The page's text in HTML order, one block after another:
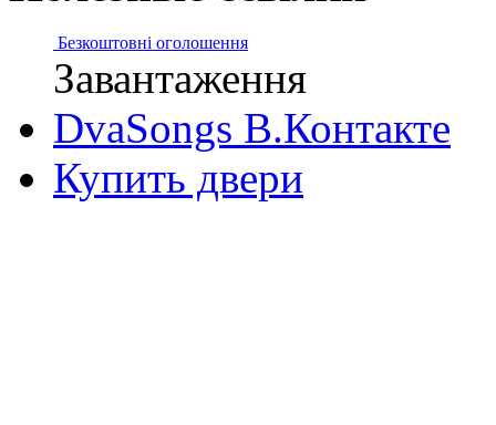
Безкоштовні оголошення
Завантаження
DvaSongs В.Контакте
Купить двери